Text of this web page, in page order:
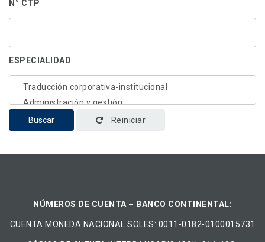
N° CTP
ESPECIALIDAD
Buscar Reiniciar
NÚMEROS DE CUENTA – BANCO CONTINENTAL:
CUENTA MONEDA NACIONAL​ ​SOLES​: 0011-0182-0100015731